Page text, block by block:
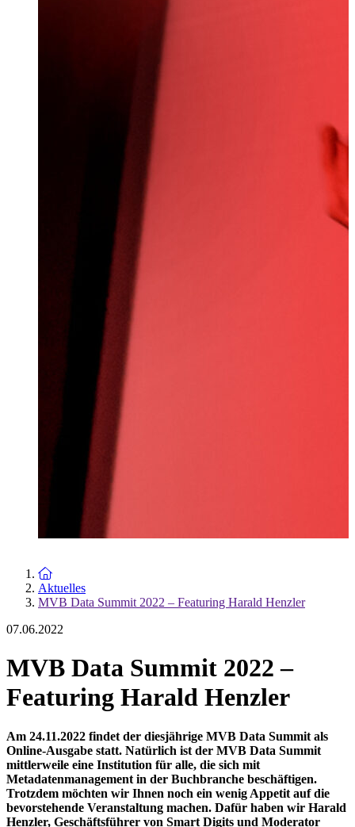
Zur Startseite
Aktuelles
MVB Data Summit 2022 – Featuring Harald Henzler
07.06.2022
MVB Data Summit 2022 –
Featuring Harald Henzler
Am 24.11.2022 findet der diesjährige MVB Data Summit als
Online-Ausgabe statt. Natürlich ist der MVB Data Summit
mittlerweile eine Institution für alle, die sich mit
Metadatenmanagement in der Buchbranche beschäftigen.
Trotzdem möchten wir Ihnen noch ein wenig Appetit auf die
bevorstehende Veranstaltung machen. Dafür haben wir Harald
Henzler, Geschäftsführer von Smart Digits und Moderator